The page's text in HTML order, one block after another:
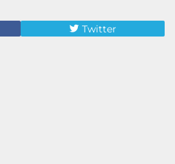
Twitter